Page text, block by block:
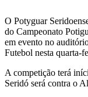
O Potyguar
do Campeonato
em evento no
Futebol nesta quarta-
A competição terá
Seridó será contra o